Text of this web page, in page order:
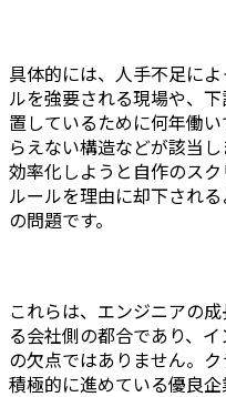
具体的には、人手不足に
ルを強要される現場や、
置しているために何年働
らえない構造などが該当
効率化しようと自作のス
ルールを理由に却下され
の問題です。
これらは、エンジニアの
る会社側の都合であり、
の欠点ではありません。
積極的に進めている優良企